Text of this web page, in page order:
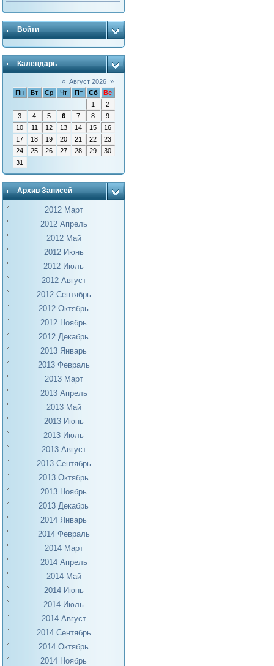
Войти
Календарь
« Август 2026 »
Пн
Вт Ср Чт Пт Сб
Вс
1
2
3
4 5 6 7 8
9
10
11 12 13 14 15
16
17
18 19 20 21 22
23
24
25 26 27 28 29
30
31
Архив Записей
2012 Март
2012 Апрель
2012 Май
2012 Июнь
2012 Июль
2012 Август
2012 Сентябрь
2012 Октябрь
2012 Ноябрь
2012 Декабрь
2013 Январь
2013 Февраль
2013 Март
2013 Апрель
2013 Май
2013 Июнь
2013 Июль
2013 Август
2013 Сентябрь
2013 Октябрь
2013 Ноябрь
2013 Декабрь
2014 Январь
2014 Февраль
2014 Март
2014 Апрель
2014 Май
2014 Июнь
2014 Июль
2014 Август
2014 Сентябрь
2014 Октябрь
2014 Ноябрь